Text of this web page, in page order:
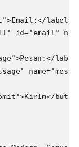
label>
id="email"